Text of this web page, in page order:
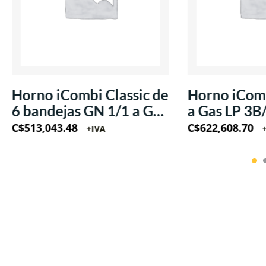
Horno iCombi Classic de
6 bandejas GN 1/1 a Gas
LP 220V/60Hz/1Ph
C$513,043.48 +IVA
Horno
a Gas LP
220V/
C$622,608.70